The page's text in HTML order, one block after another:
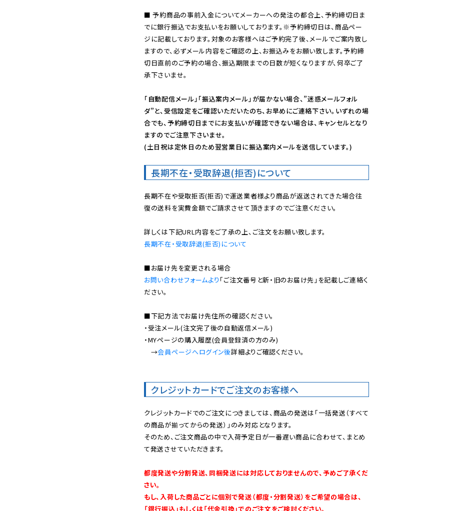
■ 予約商品の事前入金についてメーカーへの発注の都合上、予約締切日ま
でに銀行振込でお支払いをお願いしております。※予約締切日は、商品ペー
ジに記載しております。対象のお客様へはご予約完了後、メールでご案内致し
ますので、必ずメール内容をご確認の上、お振込みをお願い致します。予約締
切日直前のご予約の場合、振込期限までの日数が短くなりますが、何卒ご了
承下さいませ。
「自動配信メール」「振込案内メール」が届かない場合、”迷惑メールフォル
ダ”と、受信設定をご確認いただいたのち、お早めにご連絡下さい。いずれの場
合でも、予約締切日までにお支払いが確認できない場合は、キャンセルとなり
ますのでご注意下さいませ。
(土日祝は定休日のため翌営業日に振込案内メールを送信しています。)
長期不在・受取辞退(拒否)について
長期不在や受取拒否(拒否)で運送業者様より商品が返送されてきた場合往
復の送料を実費金額でご請求させて頂きますのでご注意ください。
長期不在・受取辞退(拒否)について
お問い合わせフォームより 「ご注文番号と新・旧のお届け先」を記載しご連絡く
ださい。
■下記方法でお届け先住所の確認ください。
・受注メール(注文完了後の自動返信メール)
・MYページの購入履歴(会員登録済の方のみ)
→会員ページへログイン後詳細よりご確認ください。
クレジットカードでご注文のお客様へ
クレジットカードでのご注文につきましては、商品の発送は「一括発送（すべて
の商品が揃ってからの発送）」のみ対応となります。
そのため、ご注文商品の中で入荷予定日が一番遅い商品に合わせて、まとめ
て発送させていただきます。
都度発送や分割発送、同梱発送には対応しておりませんので、予めご了承くだ
さい。
もし、入荷した商品ごとに個別で発送（都度・分割発送）をご希望の場合は、
「銀行振込」もしくは「代金引換」でのご注文をご検討ください。